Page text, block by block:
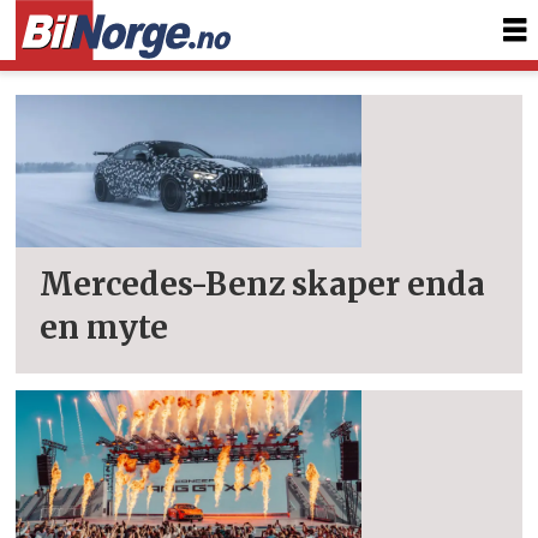
Tag:
amg
Mercedes-Benz skaper enda
en myte